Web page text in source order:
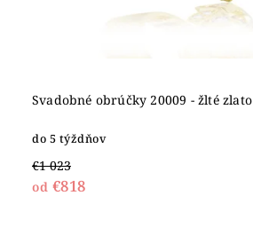
Svadobné obrúčky 20009 - žlté zlato
do 5 týždňov
€1 023
od €818